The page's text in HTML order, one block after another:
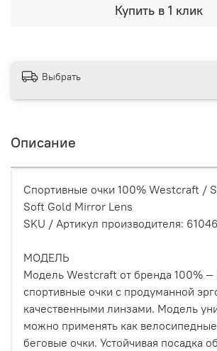
Купить в 1 клик
Выбрать
Описание
Спортивные очки 100% Westcraft /
Soft Gold Mirror Lens
SKU / Артикул производителя:
МОДЕЛЬ
Модель Westcraft от бренда 100%
спортивные очки с продуманной
качественными линзами. Модель
можно применять как
беговые очки. Устойчивая посадка